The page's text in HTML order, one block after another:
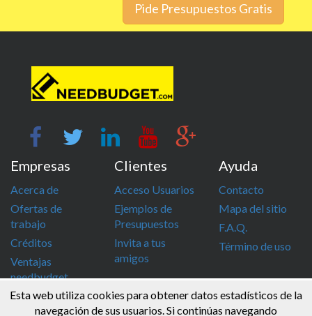
Pide Presupuestos Gratis
Esta web utiliza cookies para obtener datos estadísticos de la
navegación de sus usuarios. Si continúas navegando
Empresas
Acerca de
Ofertas de
trabajo
Créditos
Ventajas
needbudget
Clientes
Acceso Usuarios
Ejemplos de
Presupuestos
Invita a tus
amigos
Ayuda
Contacto
Mapa del sitio
F.A.Q.
Término de uso
info@needbudget.com 968 862 247